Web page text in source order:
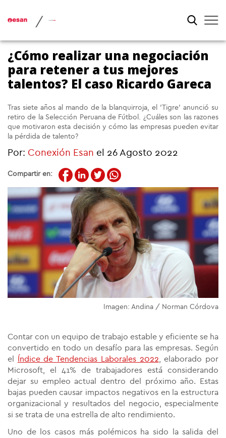
/
¿Cómo realizar una negociación
para retener a tus mejores
talentos? El caso Ricardo Gareca
Tras siete años al mando de la blanquirroja, el 'Tigre' anunció su
retiro de la Selección Peruana de Fútbol. ¿Cuáles son las razones
que motivaron esta decisión y cómo las empresas pueden evitar
la pérdida de talento?
Por: Conexión Esan el 26 Agosto 2022
Compartir en:
Imagen: Andina / Norman Córdova
Contar con un equipo de trabajo estable y eficiente se ha
convertido en todo un desafío para las empresas. Según
el
Índice de Tendencias Laborales 2022 , elaborado por
Microsoft, el 41% de trabajadores está considerando
dejar su empleo actual dentro del próximo año. Estas
bajas pueden causar impactos negativos en la estructura
organizacional y resultados del negocio, especialmente
si se trata de una estrella de alto rendimiento.
Uno de los casos más polémicos ha sido la salida del